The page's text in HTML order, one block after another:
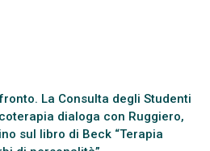
La Consulta degli Studenti
dialoga con Ruggiero,
sul libro di Beck “Terapia